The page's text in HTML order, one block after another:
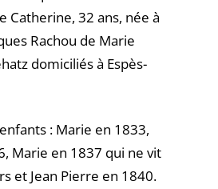
Catherine, 32 ans, née à
Rachou de Marie
domiciliés à Espès-
: Marie en 1833,
Marie en 1837 qui ne vit
et Jean Pierre en 1840.